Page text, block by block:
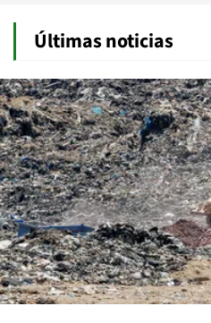
Últimas noticias